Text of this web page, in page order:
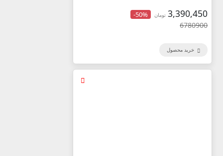
3,390,450 تومان -50%
6780900
خرید محصول